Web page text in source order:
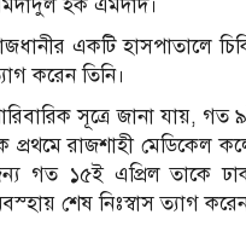
একটি হাসপাতালে
করেন তিনি।
সূত্রে জানা যায়,
প্রথমে রাজশাহী মেডিকেল
গত ১৫ই এপ্রিল তাকে
শেষ নিঃস্বাস ত্যাগ